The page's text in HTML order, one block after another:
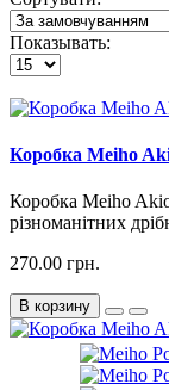
Показывать:
Коробка Meiho
Коробка Meiho
різноманітних
270.00 грн.
В корзину